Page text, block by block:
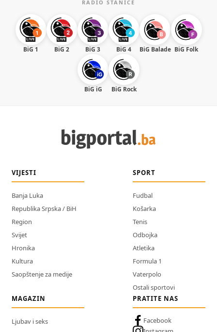
RADIO STANICE
BiG 1 BiG 2 BiG 3 BiG 4 BiG Balade BiG Folk
BiG iG BiG Rock
VIJESTI
Banja Luka
Republika Srpska / BiH
Region
Svijet
Hronika
Kultura
Saopštenje za medije
SPORT
Fudbal
Košarka
Tenis
Odbojka
Atletika
Formula 1
Vaterpolo
Ostali sportovi
MAGAZIN
Ljubav i seks
PRATITE NAS
Facebook